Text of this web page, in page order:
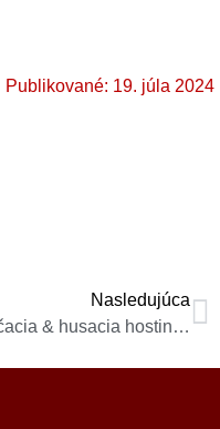
Publikované: 19. júla 2024
Nasledujúca
Kačacia & husacia hostina 2024